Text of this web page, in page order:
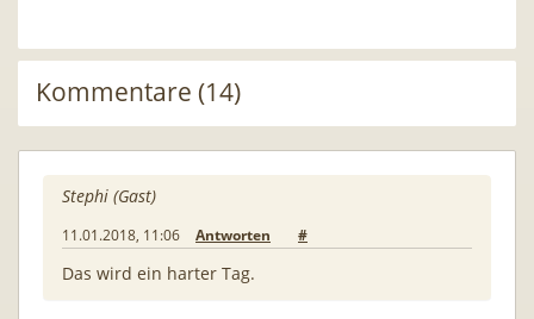
Kommentare (14)
Stephi (Gast)
11.01.2018, 11:06 Antworten #
Das wird ein harter Tag.